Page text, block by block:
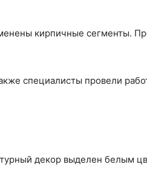
кирпичные сегменты.
специалисты провели
декор выделен белым